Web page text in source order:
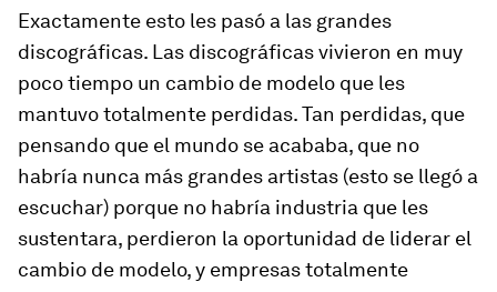
Exactamente esto les pasó a las grandes
discográficas. Las discográficas vivieron en muy
poco tiempo un cambio de modelo que les
mantuvo totalmente perdidas. Tan perdidas, que
pensando que el mundo se acababa, que no
habría nunca más grandes artistas (esto se llegó a
escuchar) porque no habría industria que les
sustentara, perdieron la oportunidad de liderar el
cambio de modelo, y empresas totalmente